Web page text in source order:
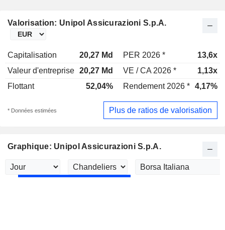
Valorisation: Unipol Assicurazioni S.p.A.
Capitalisation 20,27 Md PER 2026 *
13,6x
Valeur d'entreprise 20,27 Md VE / CA 2026 *
1,13x
Flottant
52,04% Rendement 2026 * 4,17%
* Données estimées Plus de ratios de valorisation
Graphique: Unipol Assicurazioni S.p.A.